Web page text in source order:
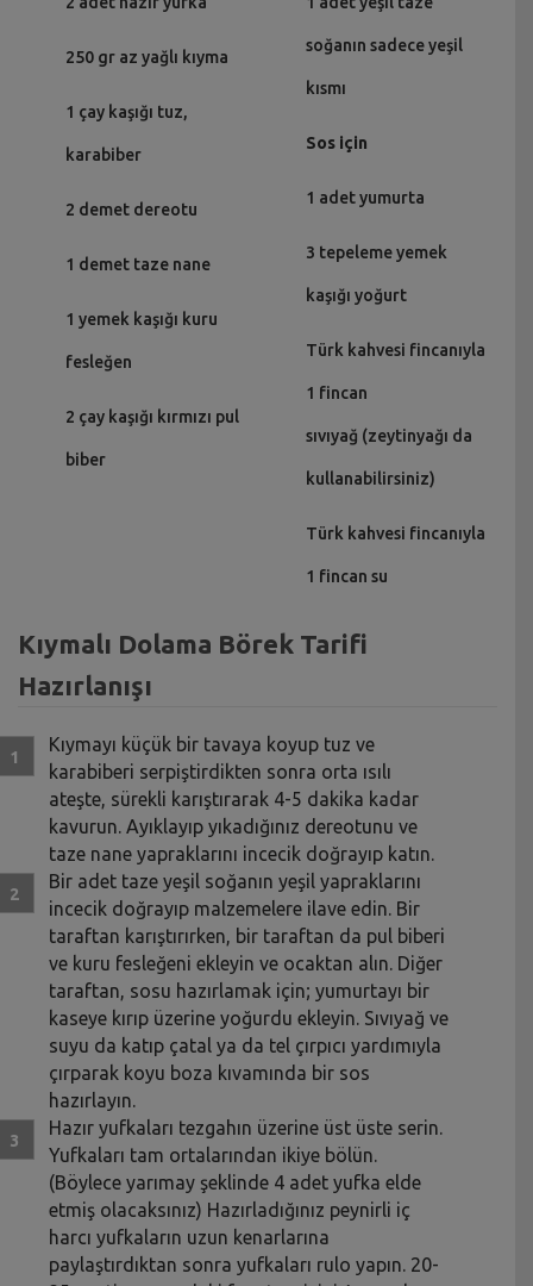
250 gr az yağlı kıyma
1 çay kaşığı tuz,
karabiber
2 demet dereotu
1 demet taze nane
1 yemek kaşığı kuru
fesleğen
2 çay kaşığı kırmızı pul
biber
soğanın sadece yeşil
kısmı
Sos için
1 adet yumurta
3 tepeleme yemek
kaşığı yoğurt
Türk kahvesi fincanıyla
1 fincan
sıvıyağ (zeytinyağı da
kullanabilirsiniz)
Türk kahvesi fincanıyla
1 fincan su
Kıymalı Dolama Börek Tarifi
Hazırlanışı
Kıymayı küçük bir tavaya koyup tuz ve
karabiberi serpiştirdikten sonra orta ısılı
ateşte, sürekli karıştırarak 4-5 dakika kadar
kavurun. Ayıklayıp yıkadığınız dereotunu ve
taze nane yapraklarını incecik doğrayıp katın.
Bir adet taze yeşil soğanın yeşil yapraklarını
incecik doğrayıp malzemelere ilave edin. Bir
taraftan karıştırırken, bir taraftan da pul biberi
ve kuru fesleğeni ekleyin ve ocaktan alın. Diğer
taraftan, sosu hazırlamak için; yumurtayı bir
kaseye kırıp üzerine yoğurdu ekleyin. Sıvıyağ ve
suyu da katıp çatal ya da tel çırpıcı yardımıyla
çırparak koyu boza kıvamında bir sos
hazırlayın.
Hazır yufkaları tezgahın üzerine üst üste serin.
Yufkaları tam ortalarından ikiye bölün.
(Böylece yarımay şeklinde 4 adet yufka elde
etmiş olacaksınız) Hazırladığınız peynirli iç
harcı yufkaların uzun kenarlarına
paylaştırdıktan sonra yufkaları rulo yapın. 20-